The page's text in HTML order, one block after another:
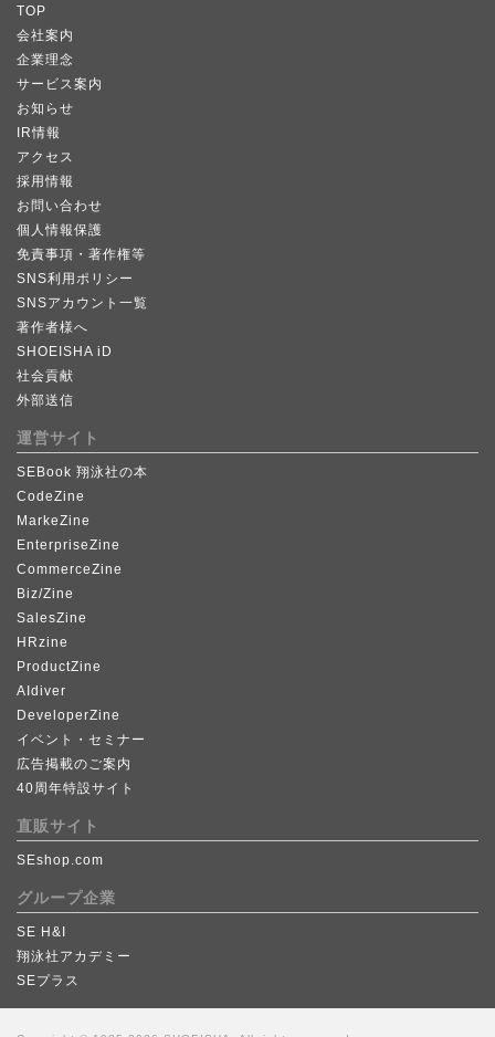
TOP
会社案内
企業理念
サービス案内
お知らせ
IR情報
アクセス
採用情報
お問い合わせ
個人情報保護
免責事項・著作権等
SNS利用ポリシー
SNSアカウント一覧
著作者様へ
SHOEISHA iD
社会貢献
外部送信
運営サイト
SEBook 翔泳社の本
CodeZine
MarkeZine
EnterpriseZine
CommerceZine
Biz/Zine
SalesZine
HRzine
ProductZine
AIdiver
DeveloperZine
イベント・セミナー
広告掲載のご案内
40周年特設サイト
直販サイト
SEshop.com
グループ企業
SE H&I
翔泳社アカデミー
SEプラス